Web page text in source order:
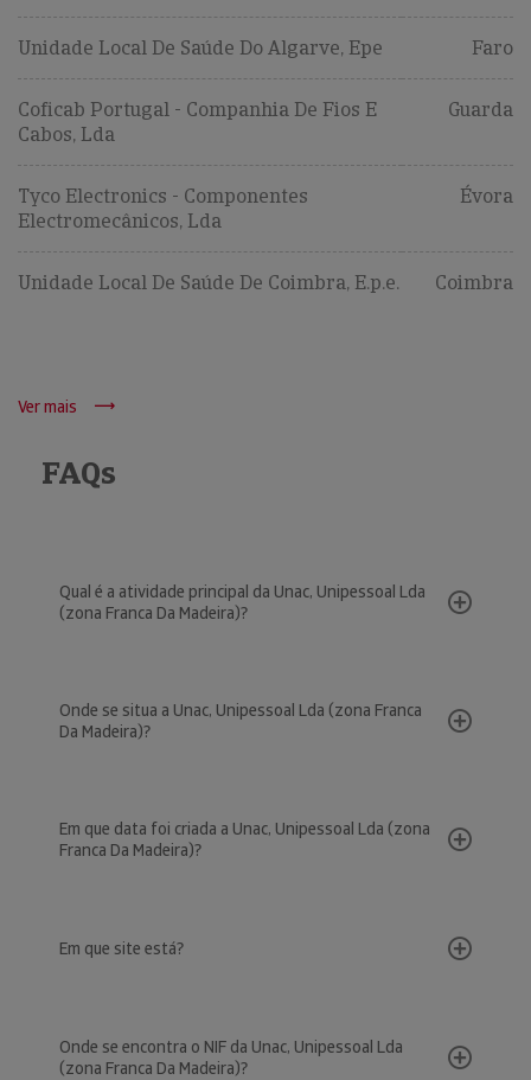
Unidade Local De Saúde Do Algarve, Epe Faro
Coficab Portugal - Companhia De Fios E
Cabos, Lda
Guarda
Tyco Electronics - Componentes
Electromecânicos, Lda
Évora
Unidade Local De Saúde De Coimbra, E.p.e. Coimbra
Ver mais
FAQs
Qual é a atividade principal da Unac, Unipessoal Lda
(zona Franca Da Madeira)?
Onde se situa a Unac, Unipessoal Lda (zona Franca
Da Madeira)?
Em que data foi criada a Unac, Unipessoal Lda (zona
Franca Da Madeira)?
Em que site está?
Onde se encontra o NIF da Unac, Unipessoal Lda
(zona Franca Da Madeira)?